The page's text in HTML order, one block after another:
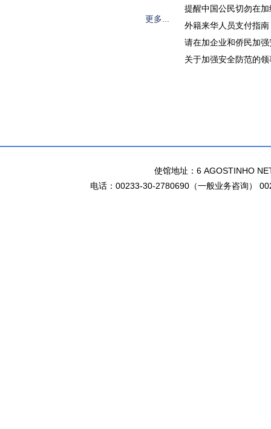
更多...
提醒中国公民切勿在
外籍来华人员支付指
请在加企业和侨民加
关于加强安全防范的
使馆地址：6 AGOSTINHO
电话：00233-30-2780690（一般业务咨询）